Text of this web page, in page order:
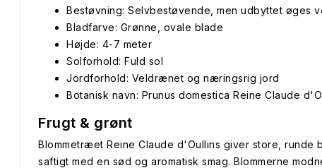
Bestøvning: Selvbestøvende, men udbyttet øges
Bladfarve: Grønne, ovale blade
Højde: 4-7 meter
Solforhold: Fuld sol
Jordforhold: Veldrænet og næringsrig jord
Botanisk navn: Prunus domestica Reine Claude
Frugt & grønt
Blommetræet Reine Claude d'Oullins giver store,
saftigt med en sød og aromatisk smag. Blommerne